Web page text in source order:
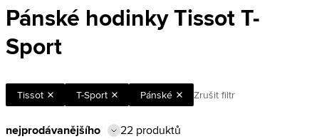
Pánské hodinky Tissot T-
Sport
Tissot T-Sport Pánské Zrušit filtr
22 produktů